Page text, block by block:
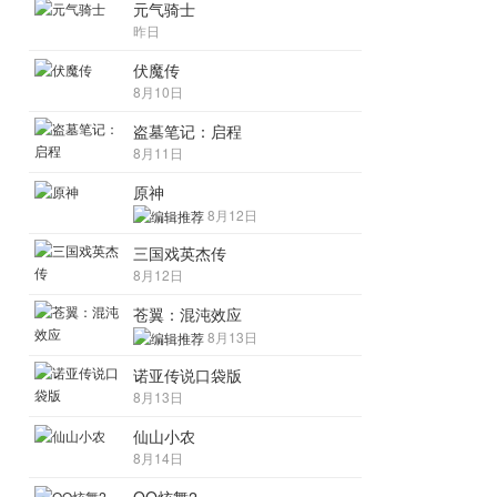
元气骑士
昨日
伏魔传
8月10日
盗墓笔记：启程
8月11日
原神
8月12日
三国戏英杰传
8月12日
苍翼：混沌效应
8月13日
诺亚传说口袋版
8月13日
仙山小农
8月14日